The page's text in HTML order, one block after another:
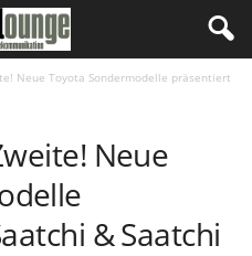
Neue Toyota Sondermodelle präsentiert
Neue
& Saatchi